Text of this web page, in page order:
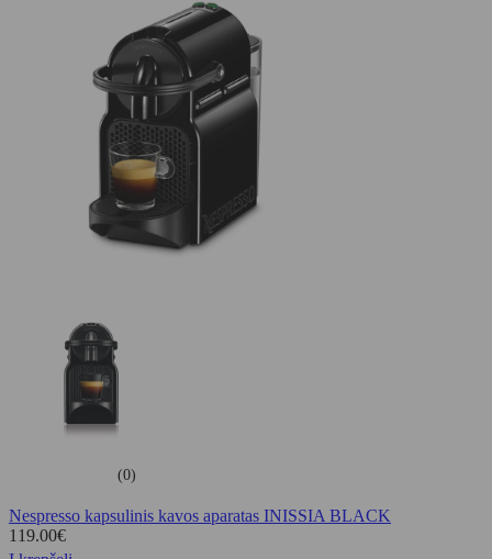
(0)
Nespresso kapsulinis kavos aparatas INISSIA BLACK
119.00€